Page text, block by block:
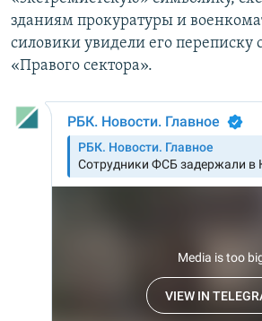
зданиям прокуратуры и
силовики увидели его переписку
«Правого сектора».